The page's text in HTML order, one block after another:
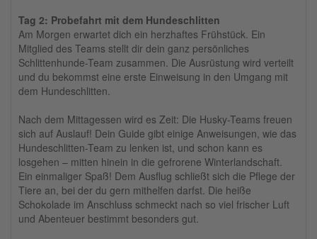
Tag 2: Probefahrt mit dem Hundeschlitten
Am Morgen erwartet dich ein herzhaftes Frühstück. Ein
Mitglied des Teams stellt dir dein ganz persönliches
Schlittenhunde-Team zusammen. Die Ausrüstung wird verteilt
und du bekommst eine erste Einweisung in den Umgang mit
dem Hundeschlitten.
Nach dem Mittagessen wird es Zeit: Die Husky-Teams freuen
sich auf Auslauf! Dein Guide gibt einige Anweisungen, wie das
Hundeschlitten-Team zu lenken ist, und schon kann es
losgehen – mitten hinein in die gefrorene Winterlandschaft.
Ein einmaliger Spaß! Dem Ausflug schließt sich die Pflege der
Tiere an, bei der du gern mithelfen darfst. Die heiße
Schokolade im Anschluss schmeckt nach so viel frischer Luft
und Abenteuer bestimmt besonders gut.